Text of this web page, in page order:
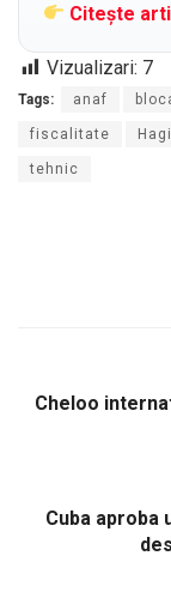
Citește
Vizualizari: 7
Tags: anaf
fiscalitate
tehnic
Cheloo
Cuba aproba